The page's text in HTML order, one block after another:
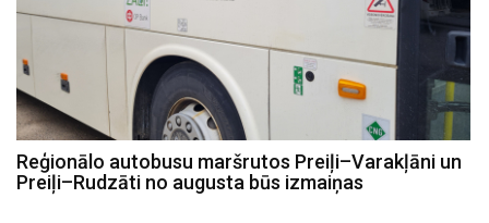
Reģionālo autobusu maršrutos Preiļi–Varakļāni un
Preiļi–Rudzāti no augusta būs izmaiņas